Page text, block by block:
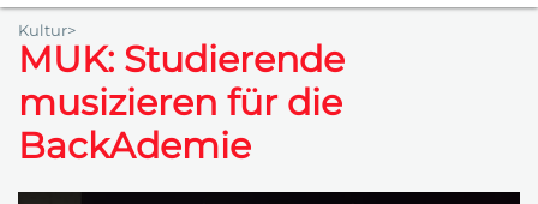
Kultur>
MUK: Studierende
musizieren für die
BackAdemie